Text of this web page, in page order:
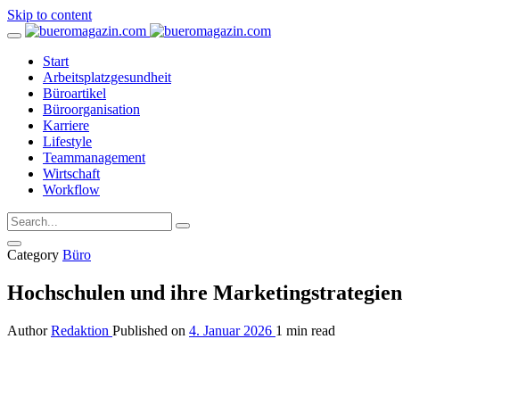
Skip to content
Start
Arbeitsplatzgesundheit
Büroartikel
Büroorganisation
Karriere
Lifestyle
Teammanagement
Wirtschaft
Workflow
Category Büro
Hochschulen und ihre Marketingstrategien
Author Redaktion Published on 4. Januar 2026 1 min read